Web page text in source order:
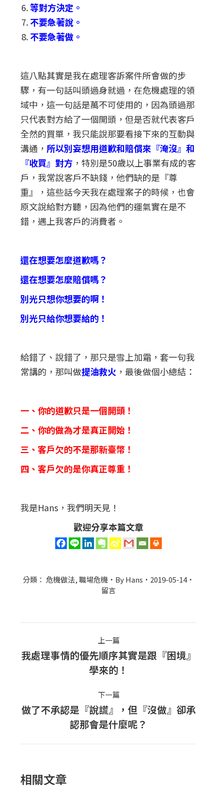
等對方決定。
不要急著說。
不要急著做。
這八點其實是我在處理客訴案件所會做的步
驟，有一句話叫頭過身就過，在危機處理的領
域中，這一句話是萬不可使用的，因為頭過那
只代表對方給了一個開頭，但是否就代表客戶
全然的買單，我只能說那要看接下來的互動與
溝通， 所以別妄想用道歉和賠償來『淹沒』和
『收買』對方 ，特別是50歲以上事業有成的客
戶，我常說客戶不缺錢，他們缺的是『尊
重』，這些話今天我在處理案子的時候，也會
原文說給對方聽，因為他們的運氣實在是不
錯，遇上我客戶的消費者。
還在想要怎麼道歉嗎？
還在想要怎麼賠償嗎？
別光只想你想要的啊！
別光只給你想要給的！
給錯了、說錯了，那只是雪上加霜，套一句我
常講的，那叫做提油救火 ，最後做個小總結：
一、你的道歉只是一個開頭！
二、你的做為才是真正開始！
三、客戶欠的不是那新臺幣！
四、客戶欠的是你真正尊重！
我是Hans，我們明天見！
歡迎分享本篇文章
分類： 危機做法,職場危機 ByHans
2019-05-14
留言
navigation
上一篇
上
一
篇
文
章：
我處理事情的優先順序其實是跟『困境』
學來的！
下一篇
下
一
篇
做了不承認是『說謊』，但『沒做』卻承
認那會是什麼呢？
相關文章